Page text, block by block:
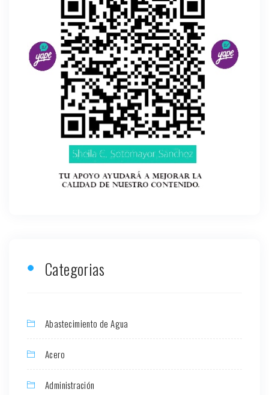
Categorias
Abastecimiento de Agua
Acero
Administración